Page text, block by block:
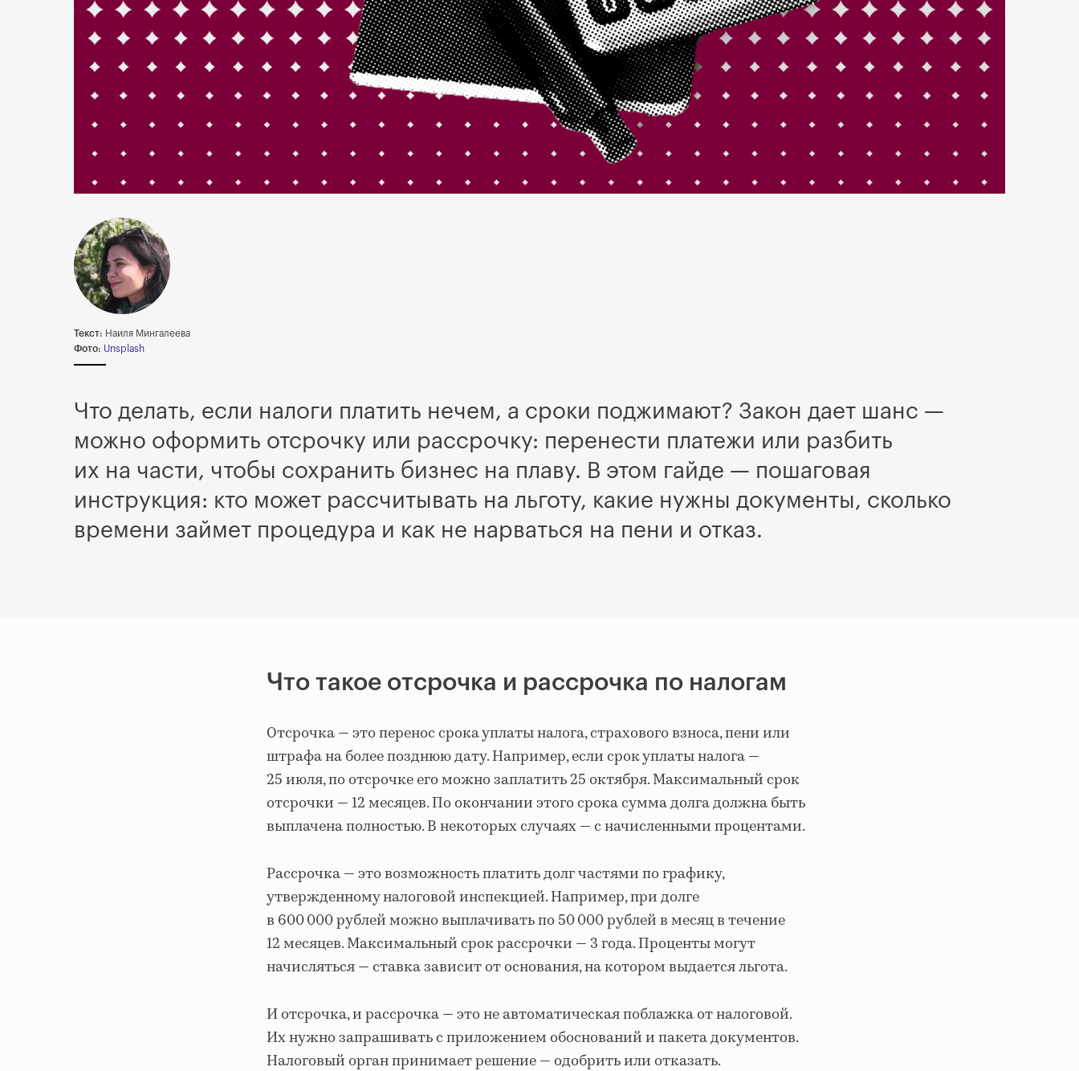
Текст: Наиля Мингалеева
Фото: Unsplash
Что делать, если налоги платить нечем, а сроки поджимают? Закон дает шанс —
можно оформить отсрочку или рассрочку: перенести платежи или разбить
их на части, чтобы сохранить бизнес на плаву. В этом гайде — пошаговая
инструкция: кто может рассчитывать на льготу, какие нужны документы, сколько
времени займет процедура и как не нарваться на пени и отказ.
Что такое отсрочка и рассрочка по налогам
Отсрочка — это перенос срока уплаты налога, страхового взноса, пени или
штрафа на более позднюю дату. Например, если срок уплаты налога —
25 июля, по отсрочке его можно заплатить 25 октября. Максимальный срок
отсрочки — 12 месяцев. По окончании этого срока сумма долга должна быть
выплачена полностью. В некоторых случаях — с начисленными процентами.
Рассрочка — это возможность платить долг частями по графику,
утвержденному налоговой инспекцией. Например, при долге
в 600 000 рублей можно выплачивать по 50 000 рублей в месяц в течение
12 месяцев. Максимальный срок рассрочки — 3 года. Проценты могут
начисляться — ставка зависит от основания, на котором выдается льгота.
И отсрочка, и рассрочка — это не автоматическая поблажка от налоговой.
Их нужно запрашивать с приложением обоснований и пакета документов.
Налоговый орган принимает решение — одобрить или отказать.